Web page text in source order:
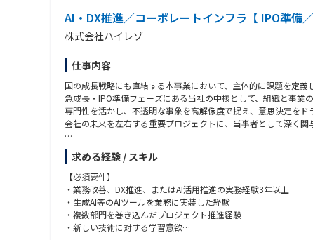
【開発言語】
言語： Python, TypeScript
サーバーサイド：Django, Express
フロントエンド：React
CI：GitHub Actions
モバイル：ReactNative, TypeScript, Firebase
データ：AWS(S3, Athena, Glue), Python, Redash
ツール：GitHub, Slack, Sentry, Datadog,
AI・DX推進／コーポレートインフラ【 IPO準備
株式会社ハイレゾ
仕事内容
国の成長戦略にも直結する本事業において、主体的に課題を定義
急成長・IPO準備フェーズにある当社の中核として、組織と事業
専門性を活かし、不透明な事象を高解像度で捉え、意思決定をド
会社の未来を左右する重要プロジェクトに、当事者として深く関
【具体的な業務内容】
ハイレゾ社内の業務にAIを実装していき、
全社の生産性向上とDX推進、オフィスや制度、業務プロセスの
現在、DX推進関連で全社横断のプロジェクトが開始しており、
▼AI・DX推進領域（メイン）
・全社的なAI活用/DX推進の企画/実行（業務プロセスの自動化/効
求める経験 / スキル
【必須要件】
・業務改善、DX推進、またはAI活用推進の実務経験3年以上
・生成AI等のAIツールを業務に実装した経験
・複数部門を巻き込んだプロジェクト推進経験
・新しい技術に対する学習意欲